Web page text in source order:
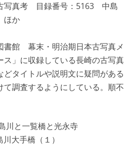
写真考 目録番号：5163 中島
ほか
書館 幕末・明治期日本古写真メ
ス」に収録している長崎の古写真
どタイトルや説明文に疑問がある
て調査するようにしている。順不
川と一覧橋と光永寺
大手橋（１）